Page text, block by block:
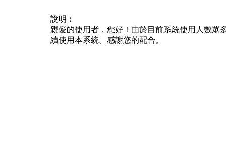
說明︰
親愛的使用者，您好！由於目前系統使用人數眾
續使用本系統。感謝您的配合。